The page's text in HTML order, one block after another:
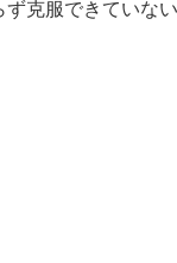
ず克服できていな